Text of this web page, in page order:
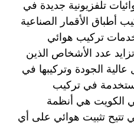
تلفزيونية جديدة في
أطباق الأقمار الصناعية
خدمات تركيب هوائي
عدد الأشخاص الذين
الجودة وتركيبها في
في تركيب
الكويت هي أنظمة
تتيح تثبيت هوائي على أي